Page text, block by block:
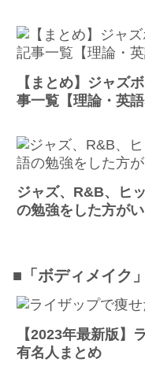
【まとめ】ジャズ
事一覧【理論・英語
ジャズ、R&B、ヒ
の勉強をした方が
■「ボディメイク
【2023年最新版】
有名人まとめ